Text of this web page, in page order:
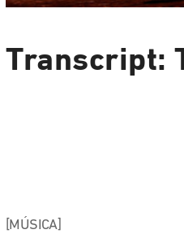
Transcript:
[MÚSICA]